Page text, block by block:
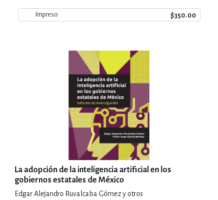
Impreso $350.00
La adopción de la inteligencia artificial en los
gobiernos estatales de México
Edgar Alejandro Ruvalcaba Gómez y otros